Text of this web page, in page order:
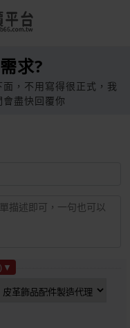
求?
，不用寫得很正式，我
盡快回覆你